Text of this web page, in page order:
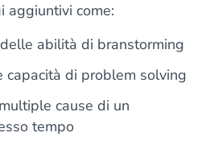
aggiuntivi come:
abilità di branstorming
capacità di problem solving
cause di un
tempo